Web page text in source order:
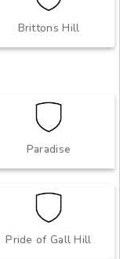
Brittons Hill
Paradise
Pride of Gall Hill